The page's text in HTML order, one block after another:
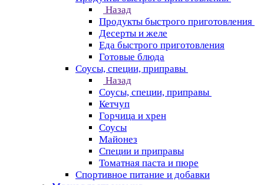
Назад
Продукты быстрого приготовления
Десерты и желе
Еда быстрого приготовления
Готовые блюда
Соусы, специи, приправы
Назад
Соусы, специи, приправы
Кетчуп
Горчица и хрен
Соусы
Майонез
Специи и приправы
Томатная паста и пюре
Спортивное питание и добавки